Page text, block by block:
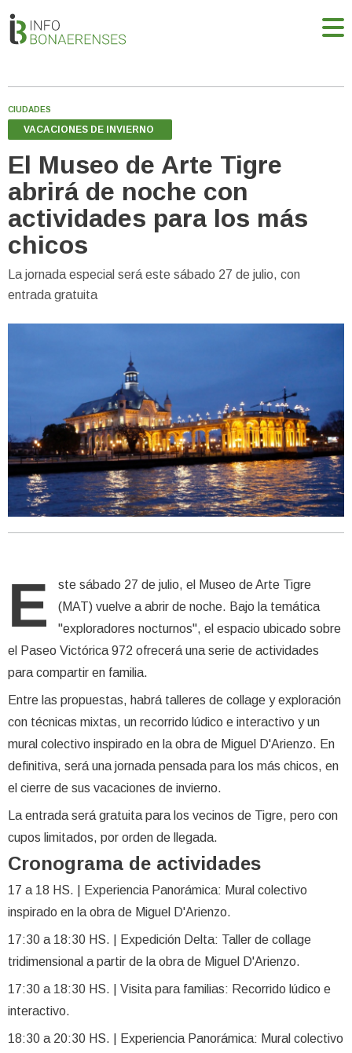
CIUDADES
VACACIONES DE INVIERNO
El Museo de Arte Tigre
abrirá de noche con
actividades para los más
chicos
La jornada especial será este sábado 27 de julio, con
entrada gratuita
E
ste sábado 27 de julio, el Museo de Arte Tigre
(MAT) vuelve a abrir de noche. Bajo la temática
"exploradores nocturnos", el espacio ubicado sobre
el Paseo Victórica 972 ofrecerá una serie de actividades
para compartir en familia.
Entre las propuestas, habrá talleres de collage y exploración
con técnicas mixtas, un recorrido lúdico e interactivo y un
mural colectivo inspirado en la obra de Miguel D'Arienzo. En
definitiva, será una jornada pensada para los más chicos, en
el cierre de sus vacaciones de invierno.
La entrada será gratuita para los vecinos de Tigre, pero con
cupos limitados, por orden de llegada.
Cronograma de actividades
17 a 18 HS. | Experiencia Panorámica: Mural colectivo
inspirado en la obra de Miguel D'Arienzo.
17:30 a 18:30 HS. | Expedición Delta: Taller de collage
tridimensional a partir de la obra de Miguel D'Arienzo.
17:30 a 18:30 HS. | Visita para familias: Recorrido lúdico e
interactivo.
18:30 a 20:30 HS. | Experiencia Panorámica: Mural colectivo